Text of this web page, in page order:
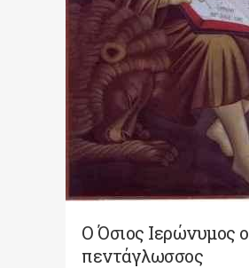
Ο Όσιος Ιερώνυμος ο
πεντάγλωσσος